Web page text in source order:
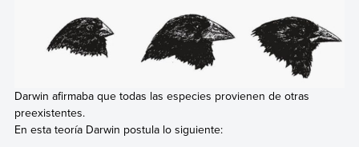
Darwin afirmaba que todas las especies provienen de otras
preexistentes.
En esta teoría Darwin postula lo siguiente: